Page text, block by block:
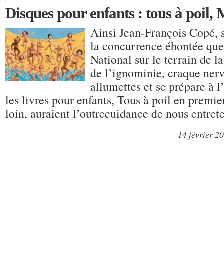
Disques pour enfants : tous à poil,
Ainsi Jean-François Copé,
la concurrence éhontée
National sur le terrain de
de l’ignominie, craque
allumettes et se prépare à
les livres pour enfants, Tous à poil en
loin, auraient l’outrecuidance de nous
14 février